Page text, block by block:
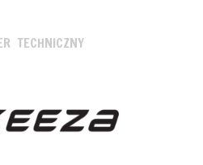
TECHNICZNY